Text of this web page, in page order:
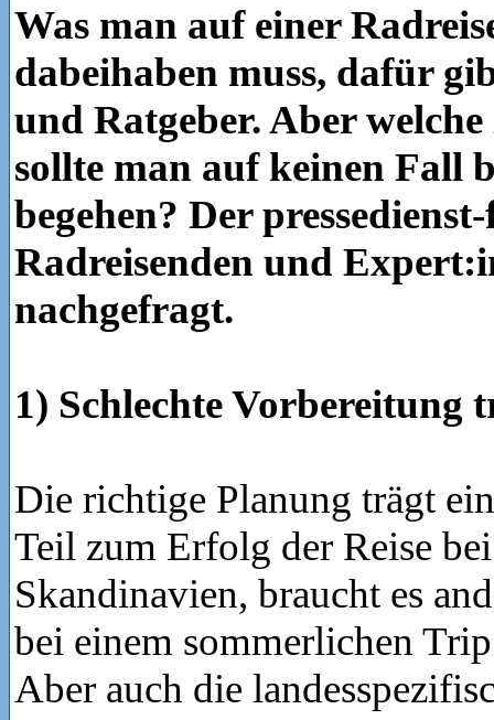
Was man auf einer
dabeihaben muss, dafür
und Ratgeber. Aber
sollte man auf keinen Fall
begehen? Der
Radreisenden und
nachgefragt.
1) Schlechte Vorbereitung
Die richtige Planung trägt
Teil zum Erfolg der Reise
Skandinavien, braucht es
bei einem sommerlichen
Aber auch die